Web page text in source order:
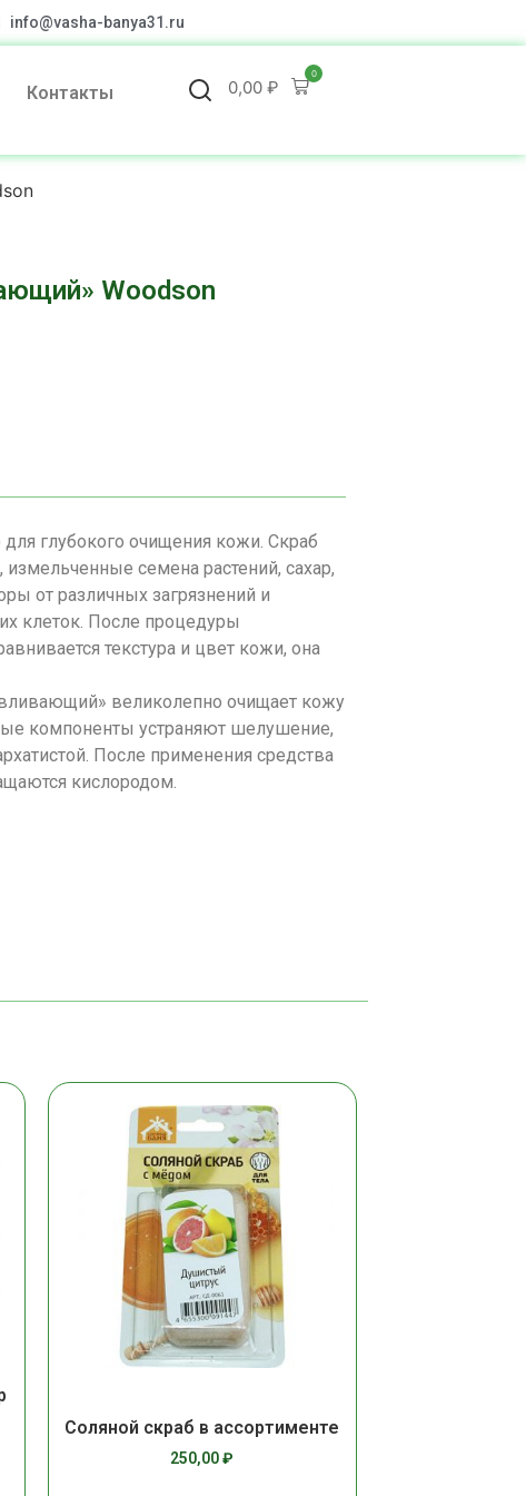
info@vasha-banya31.ru
Контакты 0,00₽
0
Woodson
глубокого очищения кожи. Скраб
семена растений, сахар,
от различных загрязнений и
клеток. После процедуры
текстура и цвет кожи, она
великолепно очищает кожу
компоненты устраняют шелушение,
После применения средства
кислородом.
Соляной скраб в ассортименте
250,00₽